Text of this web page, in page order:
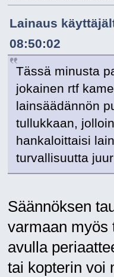
Lainaus
08:50:02
Tässä minusta
jokainen rtf
lainsäädännön
tullukkaan,
hankaloittaisi
turvallisuutta
Säännöksen
varmaan myös
avulla
tai kopterin voi